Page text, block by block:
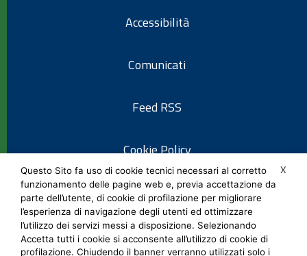
Accessibilità
Comunicati
Feed RSS
Cookie Policy
Informativa privacy
Note legali
X
Questo Sito fa uso di cookie tecnici necessari al corretto
funzionamento delle pagine web e, previa accettazione da
parte dell’utente, di cookie di profilazione per migliorare
l’esperienza di navigazione degli utenti ed ottimizzare
l’utilizzo dei servizi messi a disposizione. Selezionando
Accetta tutti i cookie si acconsente all’utilizzo di cookie di
profilazione. Chiudendo il banner verranno utilizzati solo i